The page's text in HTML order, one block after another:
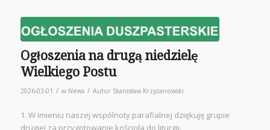
Ogłoszenia na drugą niedzielę
Wielkiego Postu
2026-03-01 / w News / Autor Stanisław Krzyżanowski
1. W imieniu naszej wspólnoty parafialnej dziękuję grupie
drugiej za przygotowanie kościoła do liturgii.